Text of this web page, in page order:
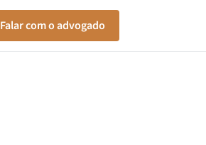
Falar com o advogado